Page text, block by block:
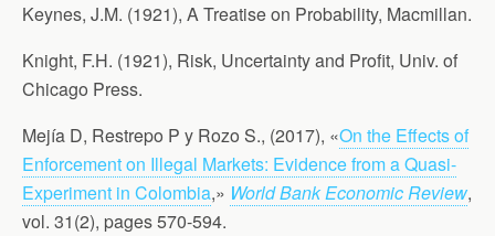
Keynes, J.M. (1921), A Treatise on Probability, Macmillan.
Knight, F.H. (1921), Risk, Uncertainty and Profit, Univ. of
Chicago Press.
Mejía D, Restrepo P y Rozo S., (2017), «On the Effects of
Enforcement on Illegal Markets: Evidence from a Quasi-
Experiment in Colombia,» World Bank Economic Review,
vol. 31(2), pages 570-594.